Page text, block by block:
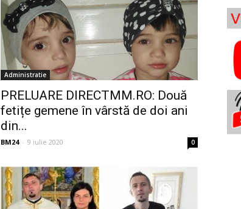
Administratie
PRELUARE DIRECTMM.RO: Două
fetițe gemene în vârstă de doi ani
din...
BM24 - 9 iulie 2020 0